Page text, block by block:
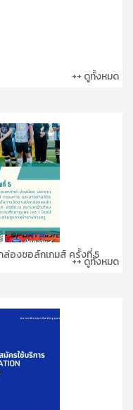
++ ดูทั้งหมด
องชอล์กเกมส์ ครั้งที่ 5
++ ดูทั้งหมด